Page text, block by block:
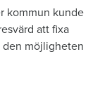
kommun kunde
att fixa
den möjligheten